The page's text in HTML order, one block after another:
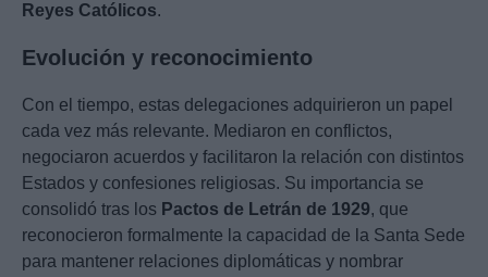
Reyes Católicos.
Evolución y reconocimiento
Con el tiempo, estas delegaciones adquirieron un papel
cada vez más relevante. Mediaron en conflictos,
negociaron acuerdos y facilitaron la relación con distintos
Estados y confesiones religiosas. Su importancia se
consolidó tras los Pactos de Letrán de 1929, que
reconocieron formalmente la capacidad de la Santa Sede
para mantener relaciones diplomáticas y nombrar